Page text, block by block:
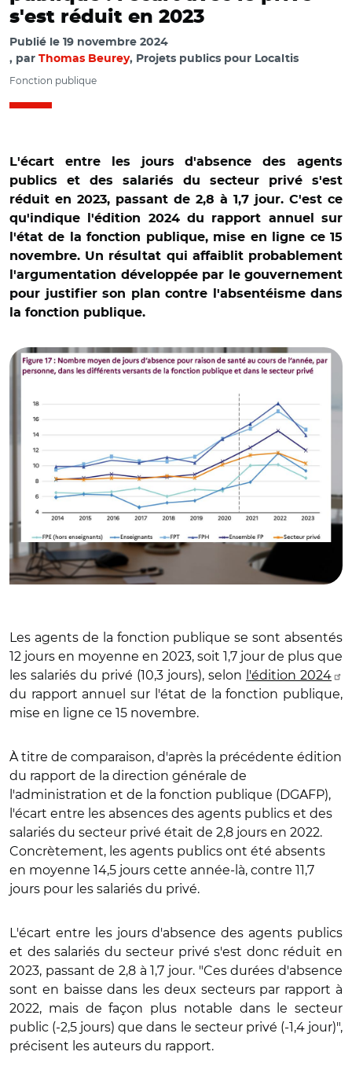
s'est réduit en 2023
Publié le 19 novembre 2024
par Thomas Beurey, Projets publics pour Localtis
Fonction publique
L'écart entre les jours d'absence des agents
publics et des salariés du secteur privé s'est
réduit en 2023, passant de 2,8 à 1,7 jour. C'est ce
qu'indique l'édition 2024 du rapport annuel sur
l'état de la fonction publique, mise en ligne ce 15
novembre. Un résultat qui affaiblit probablement
l'argumentation développée par le gouvernement
pour justifier son plan contre l'absentéisme dans
la fonction publique.
© DGAFP (2024), Rapport annuel sur l’état de la fonction
Les agents de la fonction publique se sont absentés
12 jours en moyenne en 2023, soit 1,7 jour de plus que
les salariés du privé (10,3 jours), selon l'édition 2024
du rapport annuel sur l'état de la fonction publique,
mise en ligne ce 15 novembre.
À titre de comparaison, d'après la précédente édition
du rapport de la direction générale de
l'administration et de la fonction publique (DGAFP),
l'écart entre les absences des agents publics et des
salariés du secteur privé était de 2,8 jours en 2022.
Concrètement, les agents publics ont été absents
en moyenne 14,5 jours cette année-là, contre 11,7
jours pour les salariés du privé.
L'écart entre les jours d'absence des agents publics
et des salariés du secteur privé s'est donc réduit en
2023, passant de 2,8 à 1,7 jour. "Ces durées d'absence
sont en baisse dans les deux secteurs par rapport à
2022, mais de façon plus notable dans le secteur
public (-2,5 jours) que dans le secteur privé (-1,4 jour)",
précisent les auteurs du rapport.